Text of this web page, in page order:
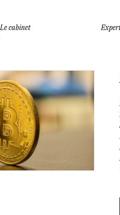
Le cabinet